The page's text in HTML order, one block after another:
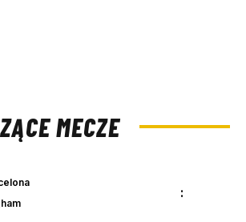
MECZE
: